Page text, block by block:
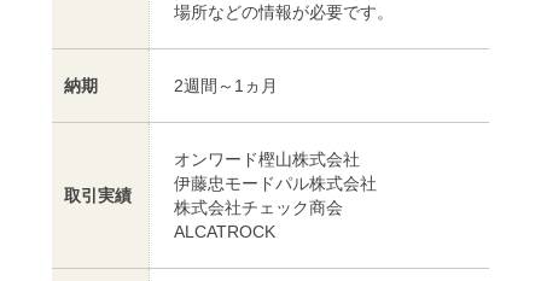
場所などの情報が必要です。
納期 2週間～1ヵ月
取引実績
オンワード樫山株式会社
伊藤忠モードパル株式会社
株式会社チェック商会
ALCATROCK